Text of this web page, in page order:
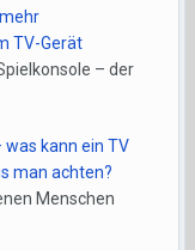
TV-Gerät
– der
was kann ein TV
man achten?
Menschen